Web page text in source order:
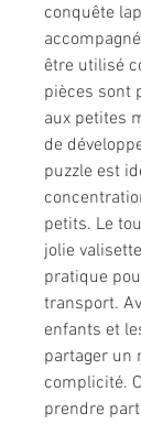
conquête
être utilisé
pièces sont
aux petites
de
puzzle est
petits. Le
jolie
pratique
transport.
enfants et
partager un
complicité.
prendre